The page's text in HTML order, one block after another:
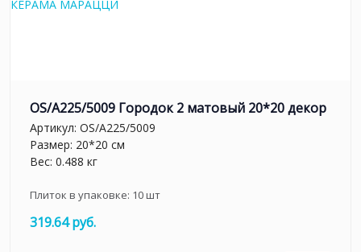
OS/A225/5009 Городок 2 матовый 20*20 декор
Артикул: OS/A225/5009
Размер: 20*20 см
Вес: 0.488 кг
Плиток в упаковке: 10шт
319.64 руб.